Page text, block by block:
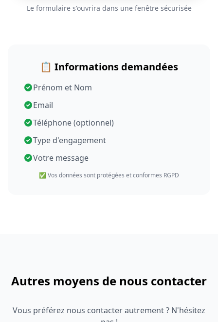
Le formulaire s'ouvrira dans une fenêtre sécurisée
📋 Informations demandées
Prénom et Nom
Email
Téléphone (optionnel)
Type d'engagement
Votre message
✅ Vos données sont protégées et conformes RGPD
Autres moyens de nous contacter
Vous préférez nous contacter autrement ? N'hésitez